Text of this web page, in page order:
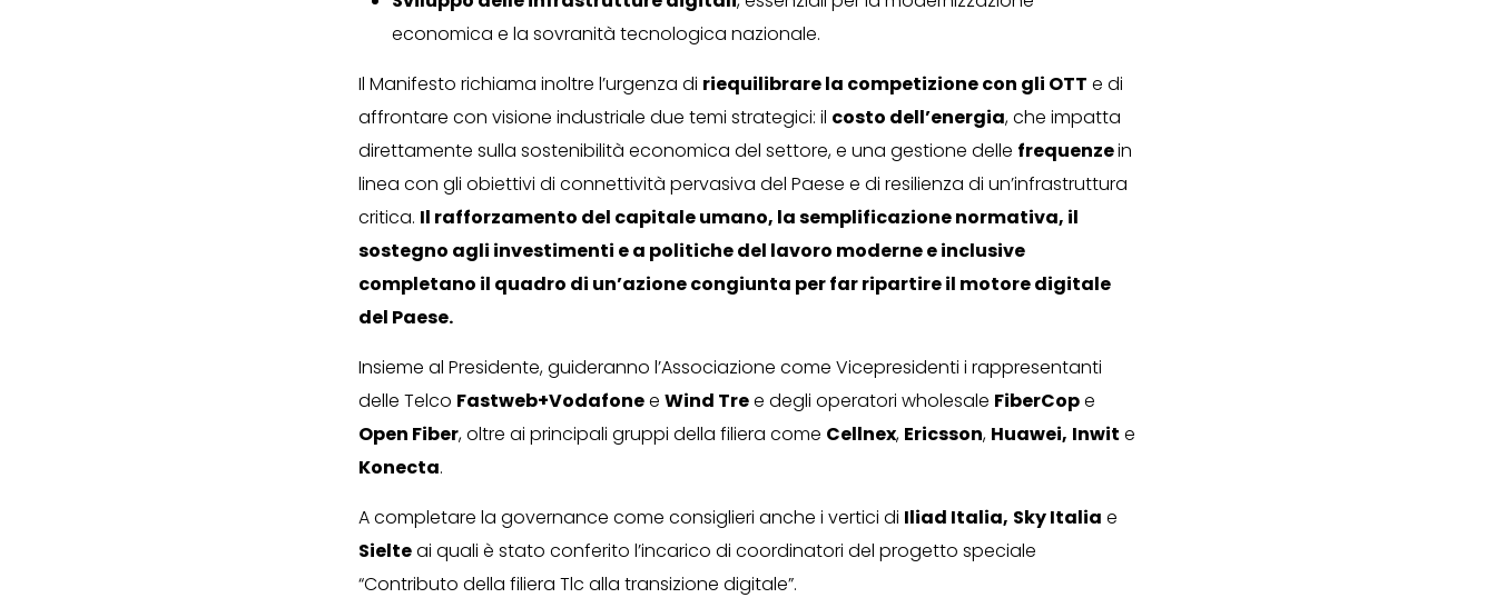
economica e la sovranità tecnologica nazionale.
Il Manifesto richiama inoltre l’urgenza di riequilibrare la competizione con gli OTT e di
affrontare con visione industriale due temi strategici: il costo dell’energia, che impatta
direttamente sulla sostenibilità economica del settore, e una gestione delle frequenzein
linea con gli obiettivi di connettività pervasiva del Paese e di resilienza di un’infrastruttura
critica. Il rafforzamento del capitale umano, la semplificazione normativa, il
sostegno agli investimenti e a politiche del lavoro moderne e inclusive
completano il quadro di un’azione congiunta per far ripartire il motore digitale
del Paese.
Insieme al Presidente, guideranno l’Associazione come Vicepresidenti i rappresentanti
delle Telco Fastweb+Vodafonee Wind Tree degli operatori wholesale FiberCope
Open Fiber, oltre ai principali gruppi della filiera come Cellnex, Ericsson, Huawei, Inwit e
Konecta.
A completare la governance come consiglieri anche i vertici di Iliad Italia, Sky Italia e
Sielteai quali è stato conferito l’incarico di coordinatori del progetto speciale
“Contributo della filiera Tlc alla transizione digitale”.